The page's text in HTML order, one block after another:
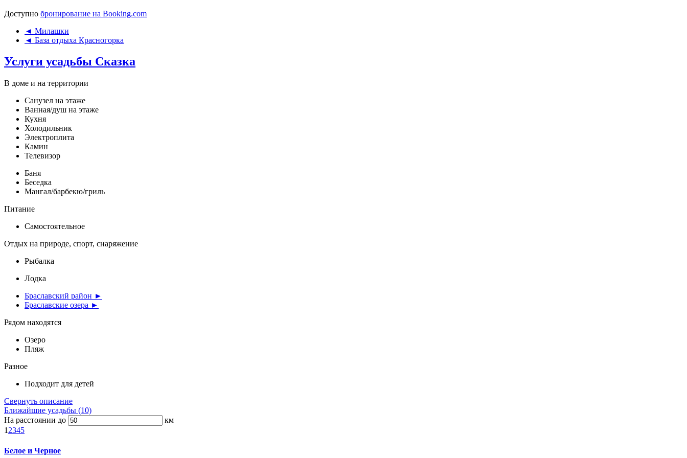
Доступно бронирование на Booking.com
◄ Милашки
◄ База отдыха Красногорка
Услуги усадьбы Сказка
В доме и на территории
Санузел на этаже
Ванная/душ на этаже
Кухня
Холодильник
Электроплита
Камин
Телевизор
Баня
Беседка
Мангал/барбекю/гриль
Питание
Самостоятельное
Отдых на природе, спорт, снаряжение
Рыбалка
Лодка
Браславский район ►
Браславские озера ►
Рядом находятся
Озеро
Пляж
Разное
Подходит для детей
Свернуть описание
Ближайшие усадьбы (10)
На расстоянии до
км
1 2345
Белое и Черное